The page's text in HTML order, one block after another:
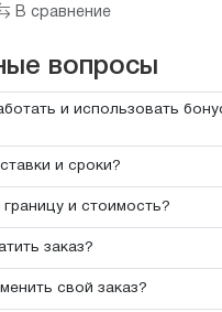
В сравнение
вопросы
и использовать
и сроки?
и стоимость?
заказ?
свой заказ?